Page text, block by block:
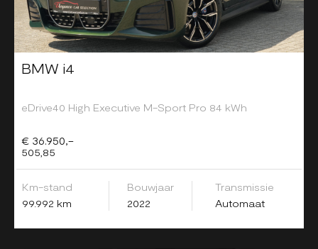
BMW i4
eDrive40 High Executive M-Sport Pro 84 kWh
€ 36.950,-
505,85
Km-stand
99.992 km
Bouwjaar
2022
Transmissie
Automaat